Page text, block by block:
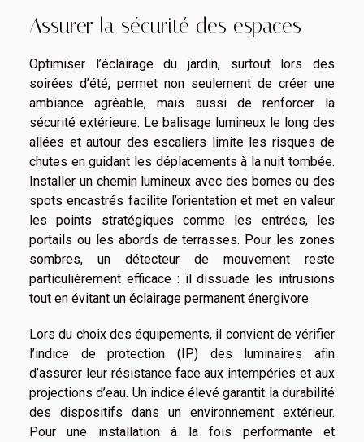
Assurer la sécurité des espaces
Optimiser l’éclairage du jardin, surtout lors des
soirées d’été, permet non seulement de créer une
ambiance agréable, mais aussi de renforcer la
sécurité extérieure. Le balisage lumineux le long des
allées et autour des escaliers limite les risques de
chutes en guidant les déplacements à la nuit tombée.
Installer un chemin lumineux avec des bornes ou des
spots encastrés facilite l’orientation et met en valeur
les points stratégiques comme les entrées, les
portails ou les abords de terrasses. Pour les zones
sombres, un détecteur de mouvement reste
particulièrement efficace : il dissuade les intrusions
tout en évitant un éclairage permanent énergivore.
Lors du choix des équipements, il convient de vérifier
l’indice de protection (IP) des luminaires afin
d’assurer leur résistance face aux intempéries et aux
projections d’eau. Un indice élevé garantit la durabilité
des dispositifs dans un environnement extérieur.
Pour une installation à la fois performante et